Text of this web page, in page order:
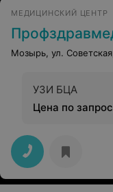
профессиональной
МЕДИЦИНСКИЙ ЦЕНТР
Мозырь, ул.
УЗИ БЦА
Цена по